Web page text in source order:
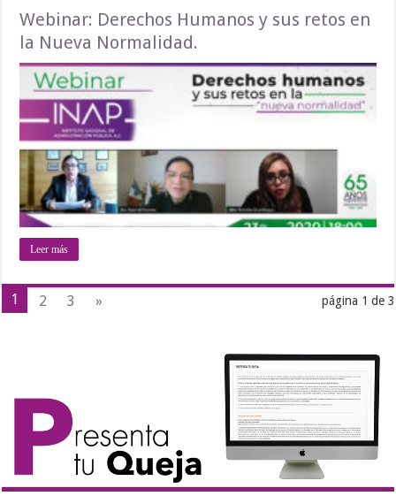
Webinar: Derechos Humanos y sus retos en
la Nueva Normalidad.
Leer más
página 1 de 3
1 2 3 »